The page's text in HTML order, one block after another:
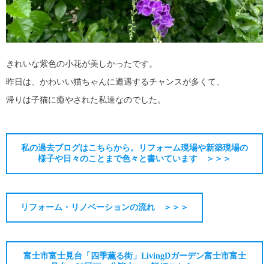
きれいな紫色の小花が美しかったです。
昨日は、かわいい猫ちゃんに遭遇するチャンスが多くて、
帰りは子猫に癒やされた私達なのでした。
私の過去ブログはこちらから。リフォーム現場や新築現場の
様子や日々のことまで色々と書いています ＞＞＞
リフォーム・リノベーションの流れ ＞＞＞
富士市富士見台「四季薫る街」LivingDガーデン富士市富士